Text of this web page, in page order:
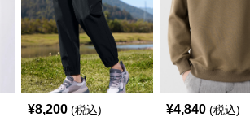
¥8,200 (税込) ¥4,840 (税込)